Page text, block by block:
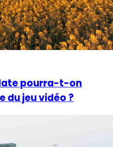
pourra-t-on
du jeu vidéo ?